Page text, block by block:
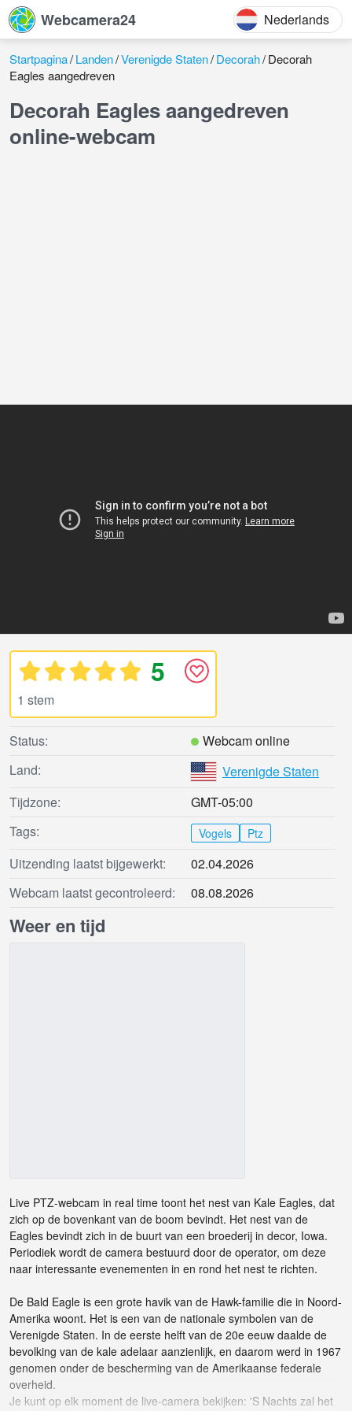
Webcamera24 Nederlands
Startpagina Landen Verenigde Staten Decorah Decorah
Eagles aangedreven
Decorah Eagles aangedreven
online-webcam
5
1 stem
Status:
Webcam online
Land:
Verenigde Staten
Tijdzone:
GMT-05:00
Tags:
Vogels Ptz
Uitzending laatst bijgewerkt:
02.04.2026
Webcam laatst gecontroleerd:
08.08.2026
Weer en tijd
Live PTZ-webcam in real time toont het nest van Kale Eagles, dat
zich op de bovenkant van de boom bevindt. Het nest van de
Eagles bevindt zich in de buurt van een broederij in decor, Iowa.
Periodiek wordt de camera bestuurd door de operator, om deze
naar interessante evenementen in en rond het nest te richten.
De Bald Eagle is een grote havik van de Hawk-familie die in Noord-
Amerika woont. Het is een van de nationale symbolen van de
Verenigde Staten. In de eerste helft van de 20e eeuw daalde de
bevolking van de kale adelaar aanzienlijk, en daarom werd in 1967
genomen onder de bescherming van de Amerikaanse federale
overheid.
Je kunt op elk moment de live-camera bekijken: 'S Nachts zal het